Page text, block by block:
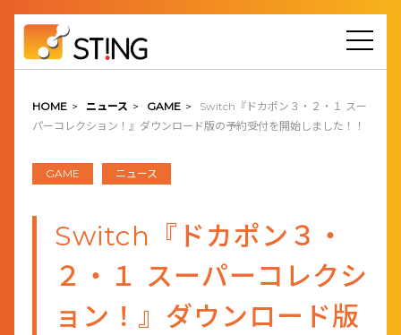
HOME > ニュース > GAME >
Switch『ドカポン３・２・１ スー
パーコレクション！』ダウンロード版の予約受付を開始しました！！
GAME ニュース
Switch『ドカポン３・
２・１ スーパーコレクシ
ョン！』ダウンロード版